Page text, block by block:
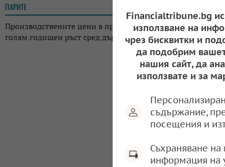
ПАРИТЕ
Производствените цени в промишлеността у нас с най-
голям годишен ръст сред държавите от ЕС
Financialtribune.bg
използване на
чрез бисквитки и
да подобрим
нашия сайт, да
използвате и за
съдържание,
посещения и
Съхраняване
информация на